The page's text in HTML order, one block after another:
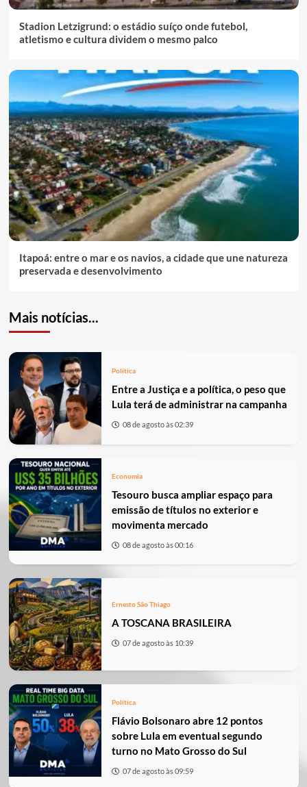
Stadion Letzigrund: o estádio suíço onde futebol,
atletismo e cultura dividem o mesmo palco
Itapoá: entre o mar e os navios, a cidade que une natureza
preservada e desenvolvimento
Mais notícias...
Política
Entre a Justiça e a política, o peso que
Lula terá de administrar na campanha
08 de agosto às 02:39
Economia
Tesouro busca ampliar espaço para
emissão de títulos no exterior e
movimenta mercado
08 de agosto às 00:16
Ernesto São Thiago
A TOSCANA BRASILEIRA
07 de agosto às 10:39
Política
Flávio Bolsonaro abre 12 pontos
sobre Lula em eventual segundo
turno no Mato Grosso do Sul
07 de agosto às 09:59